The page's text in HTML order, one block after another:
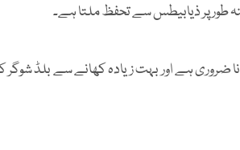
طور پر ذیابیطس سے تحفظ ملتا ہے۔
ضروری ہے اور بہت زیادہ کھانے سے بلڈ